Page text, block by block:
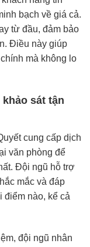
bạch về giá cả.
từ đầu, đảm bảo
Điều này giúp
mà không lo
sát tận
cung cấp dịch
văn phòng để
Đội ngũ hỗ trợ
mắc và đáp
điểm nào, kể cả
đội ngũ nhân